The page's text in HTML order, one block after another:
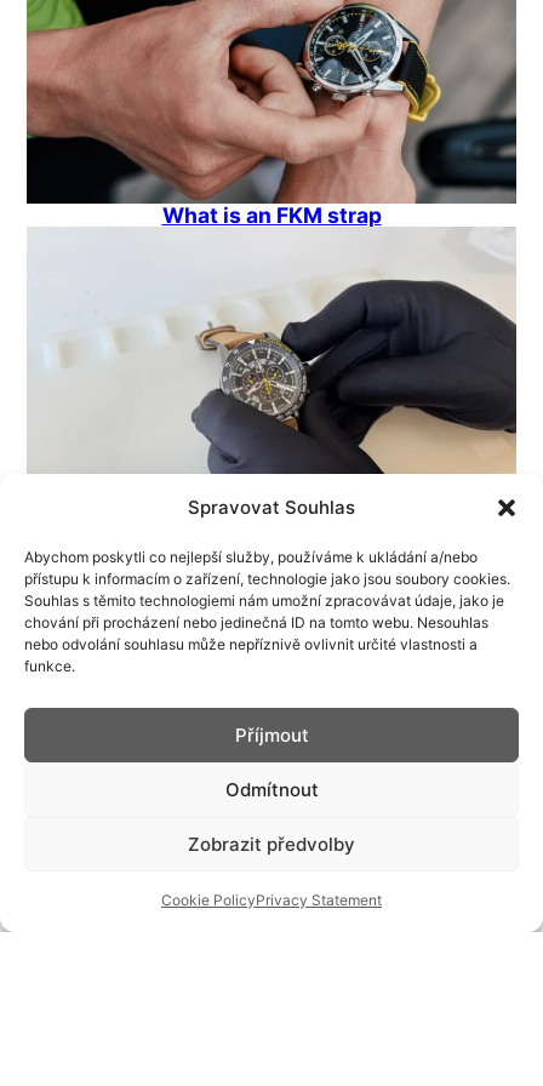
Spravovat Souhlas
Abychom poskytli co nejlepší služby, používáme k ukládání a/nebo
přístupu k informacím o zařízení, technologie jako jsou soubory cookies.
Souhlas s těmito technologiemi nám umožní zpracovávat údaje, jako je
chování při procházení nebo jedinečná ID na tomto webu. Nesouhlas
nebo odvolání souhlasu může nepříznivě ovlivnit určité vlastnosti a
funkce.
Příjmout
Odmítnout
Zobrazit předvolby
Cookie PolicyPrivacy Statement
What is an FKM strap
Stopwatch Adjustment – Chronograph Hand
Alignment